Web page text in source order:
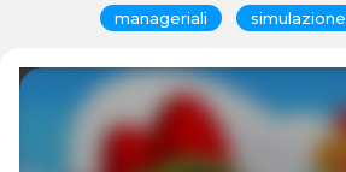
manageriali simulazione